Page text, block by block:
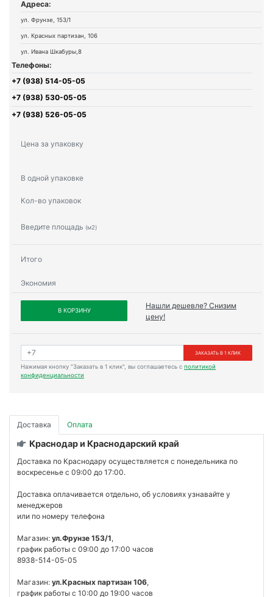
Адреса:
ул. Фрунзе, 153/1
ул. Красных партизан, 106
ул. Ивана Шкабуры,8
Телефоны:
+7 (938) 514-05-05
+7 (938) 530-05-05
+7 (938) 526-05-05
Цена за упаковку
В одной упаковке
Кол-во упаковок
Введите площадь (м2)
Итого
Экономия
В КОРЗИНУ
Нашли дешевле? Снизим
цену!
ЗАКАЗАТЬ В 1 КЛИК
Нажимая кнопку "Заказать в 1 клик", вы соглашаетесь с политикой
конфиденциальности
Доставка Оплата
Краснодар и Краснодарский край
Доставка по Краснодару осуществляется с понедельника по
воскресенье с 09:00 до 17:00.
Доставка оплачивается отдельно, об условиях узнавайте у
менеджеров
или по номеру телефона
Магазин: ул.Фрунзе 153/1,
график работы с 09:00 до 17:00 часов
8938-514-05-05
Магазин: ул.Красных партизан 106,
график работы с 10:00 до 19:00 часов